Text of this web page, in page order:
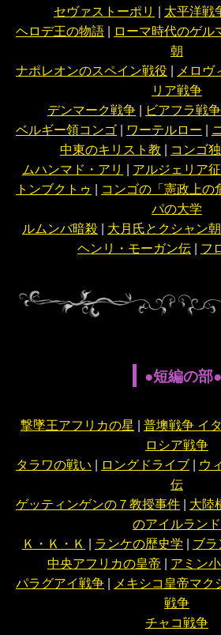
セヴァストーポリ | 太平洋戦
ヘロデ王の物語 | ローマ時代のゲル
朝
ナポレオンのスペイン戦役 | メロヴ
リア戦争
デンマーク戦争 | ビアフラ戦争
ベルギー領コンゴ | ワーテルロー |
中東のキリスト教 | コンゴ
ムハンマド・アリ | アルジェリア
トンブクトゥ | コンゴの「憲政上の
パの大学
ルムンバ暗殺 | 大月氏とクシャン朝
ヘンリ・モーガン伝 | フ
●短編の部●
撃墜王アフリカの星 | 普墺戦争 イ
ロシア戦争
タラワの戦い | ロングドライブ | ウ
伝
ゲッティンゲンの７教授事件 | 大陸
のアイルランド
Ｋ・Ｋ・Ｋ | ランケの歴史学 | ブラ
中央アフリカの皇帝 | アミン
パラグアイ戦争 | メキシコ皇帝マク
戦争
チャコ戦争